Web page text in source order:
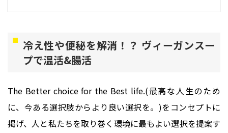
冷え性や便秘を解消！？ ヴィーガンスー
プで温活&腸活
​The Better choice for the Best life.(最高な人生のため
に、今ある選択肢からより良い選択を。)をコンセプトに
掲げ、人と私たちを取り巻く環境に最もよい選択を提案す